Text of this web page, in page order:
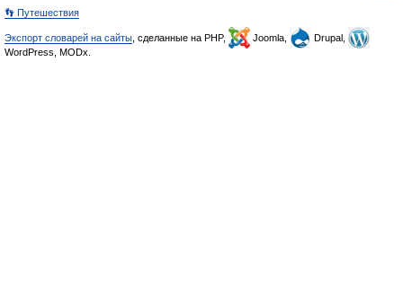
👣 Путешествия
Экспорт словарей на сайты , сделанные на PHP, Joomla,
Drupal,
WordPress, MODx.